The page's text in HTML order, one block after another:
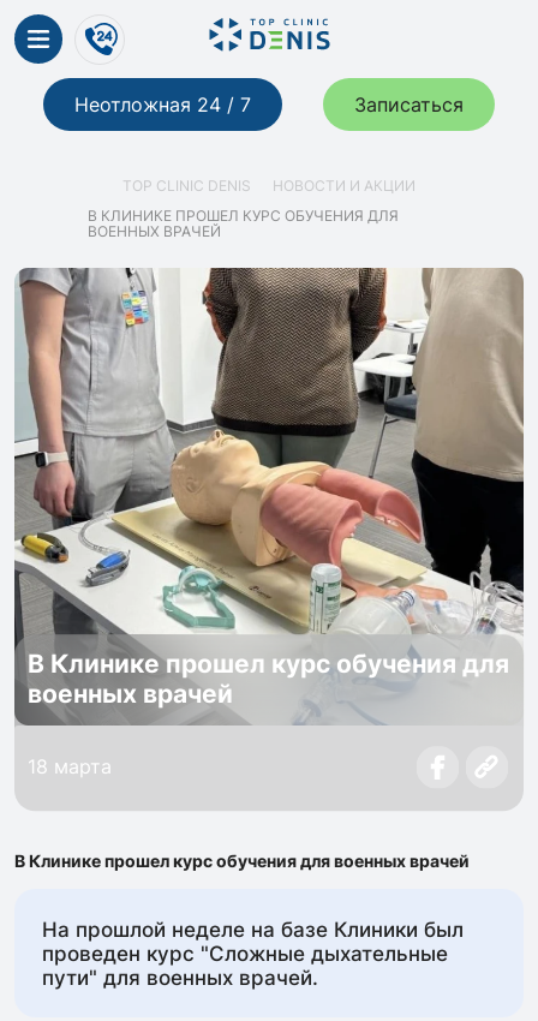
Неотложная 24 / 7 Записаться
TOP CLINIC DENIS
НОВОСТИ И АКЦИИ
В КЛИНИКЕ ПРОШЕЛ КУРС ОБУЧЕНИЯ ДЛЯ
ВОЕННЫХ ВРАЧЕЙ
В Клинике прошел курс обучения для
военных врачей
18 марта
В Клинике прошел курс обучения для военных врачей
На прошлой неделе на базе Клиники был
проведен курс "Сложные дыхательные
пути" для военных врачей.